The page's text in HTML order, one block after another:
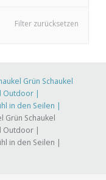
Filter zurücksetzen
Grün Schaukel
Outdoor |
in den Seilen |
Grün Schaukel
Outdoor |
in den Seilen |